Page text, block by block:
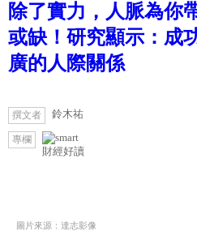
除了實力，人脈為你
或缺！研究顯示：成
廣的人際關係
撰文者 鈴木祐
專欄
財經好讀
圖片來源：達志影像